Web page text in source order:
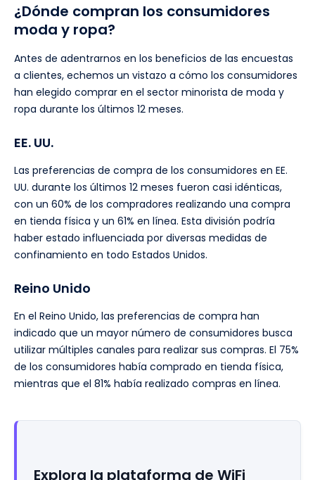
¿Dónde compran los consumidores
moda y ropa?
Antes de adentrarnos en los beneficios de las encuestas
a clientes, echemos un vistazo a cómo los consumidores
han elegido comprar en el sector minorista de moda y
ropa durante los últimos 12 meses.
EE. UU.
Las preferencias de compra de los consumidores en EE.
UU. durante los últimos 12 meses fueron casi idénticas,
con un 60% de los compradores realizando una compra
en tienda física y un 61% en línea. Esta división podría
haber estado influenciada por diversas medidas de
confinamiento en todo Estados Unidos.
Reino Unido
En el Reino Unido, las preferencias de compra han
indicado que un mayor número de consumidores busca
utilizar múltiples canales para realizar sus compras. El 75%
de los consumidores había comprado en tienda física,
mientras que el 81% había realizado compras en línea.
Explora la plataforma de WiFi